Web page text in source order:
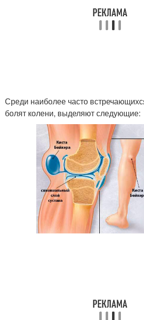
Среди наиболее часто
болят колени, выделяют следующие: